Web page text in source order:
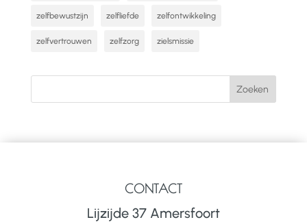
zelfbewustzijn zelfliefde zelfontwikkeling
zelfvertrouwen zelfzorg zielsmissie
CONTACT
Lijzijde 37 Amersfoort